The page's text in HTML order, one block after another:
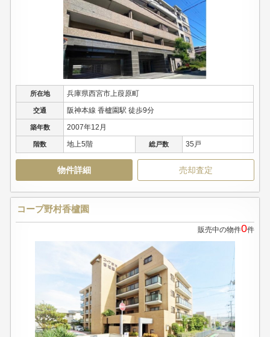
所在地 兵庫県西宮市上葭原町
交通 阪神本線 香櫨園駅 徒歩9分
築年数 2007年12月
階数 地上5階 総戸数 35戸
物件詳細 売却査定
コープ野村香櫨園
販売中の物件0件